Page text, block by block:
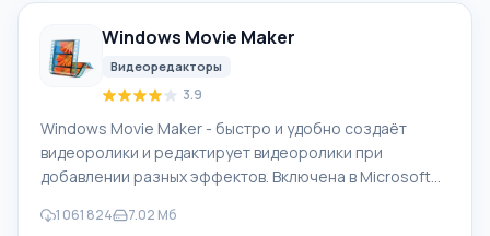
Windows Movie Maker
Видеоредакторы
3.9
Windows Movie Maker - быстро и удобно создаёт
видеоролики и редактирует видеоролики при
добавлении разных эффектов. Включена в Microsoft
бесплатный программный пакет Windows Live
1 061 824 7.02 Мб